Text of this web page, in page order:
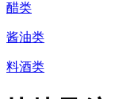
醋类
酱油类
料酒类